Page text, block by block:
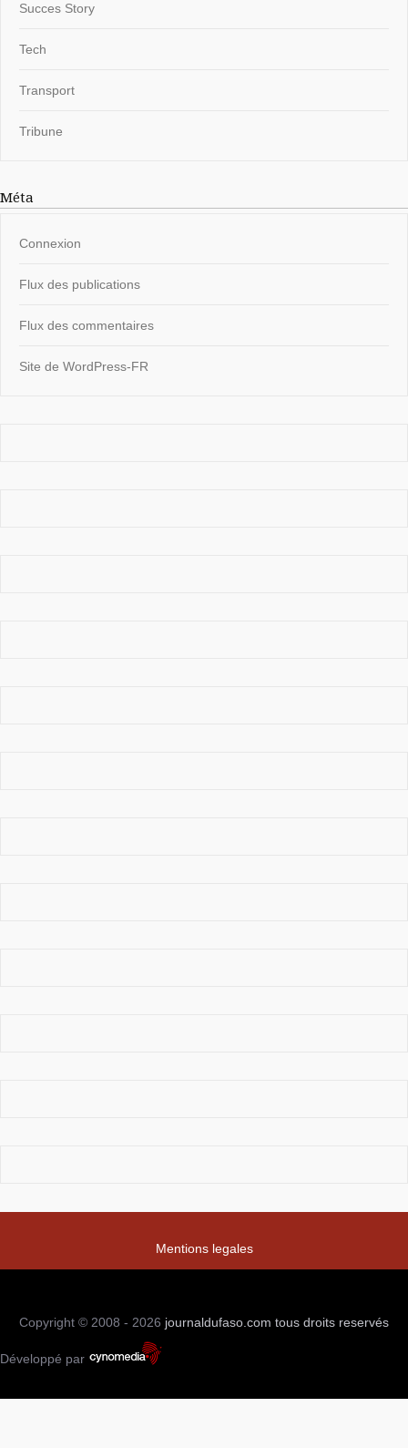
Succes Story
Tech
Transport
Tribune
Méta
Connexion
Flux des publications
Flux des commentaires
Site de WordPress-FR
Mentions legales
Copyright © 2008 - 2026 journaldufaso.com tous droits reservés
Développé par